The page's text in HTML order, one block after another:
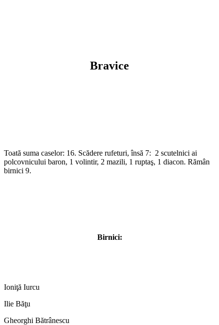
Bravice
Toată suma caselor: 16. Scădere rufeturi, însă 7: 2 scutelnici ai
polcovnicului baron, 1 volintir, 2 mazili, 1 ruptaş, 1 diacon. Rămân
birnici 9.
Birnici:
Ioniţă Iurcu
Ilie Băţu
Gheorghi Bătrânescu